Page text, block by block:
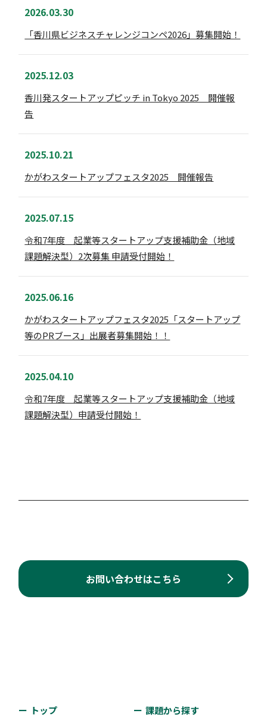
2026.03.30
「香川県ビジネスチャレンジコンペ2026」募集開始！
2025.12.03
香川発スタートアップピッチ in Tokyo 2025 開催報
告
2025.10.21
かがわスタートアップフェスタ2025 開催報告
2025.07.15
令和7年度 起業等スタートアップ支援補助金（地域
課題解決型）2次募集 申請受付開始！
2025.06.16
かがわスタートアップフェスタ2025「スタートアップ
等のPRブース」出展者募集開始！！
2025.04.10
令和7年度 起業等スタートアップ支援補助金（地域
課題解決型）申請受付開始！
お問い合わせはこちら
トップ 課題から探す